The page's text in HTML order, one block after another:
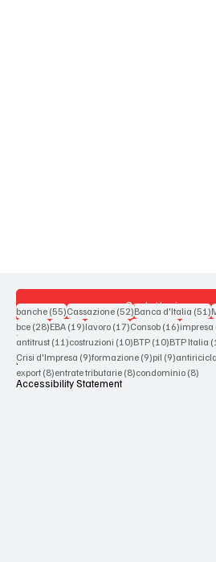
Contattaci
Terms & Conditions
Privacy Policy
Accessibility Statement
banche (55)55 post
Cassazione (52)52 post
Banca d'Italia (51)
bce (28)28 post
EBA (19)19 post
lavoro (17)17 post
Consob (16)16 post
impresa
antitrust (11)11 post
costruzioni (10)10 post
BTP (10)10 post
BTP Italia
Crisi d'Impresa (9)9 post
formazione (9)9 post
pil (9)9 post
export (8)8 post
entrate tributarie (8)8 post
condominio (8)8 post